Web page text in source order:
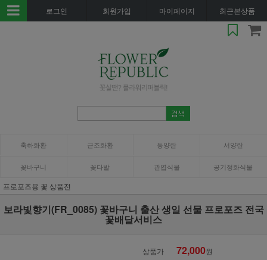
로그인 회원가입 마이페이지 최근본상품
축하화환 근조화환 동양란 서양란
꽃바구니 꽃다발 관엽식물 공기정화식물
프로포즈용 꽃 상품전
보라빛향기(FR_0085) 꽃바구니 출산 생일 선물 프로포즈 전국
꽃배달서비스
상품가 72,000원